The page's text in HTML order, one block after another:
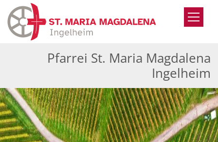
Zum Inhalt springen
Pfarrei St. Maria Magdalena
Ingelheim